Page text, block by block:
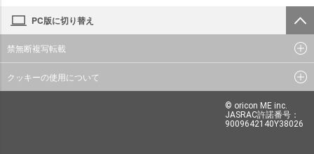
PC版に切り替え
禁無断複写転載
クッキーの使用について
© oricon ME inc.
JASRAC許諾番号：
9009642140Y38026